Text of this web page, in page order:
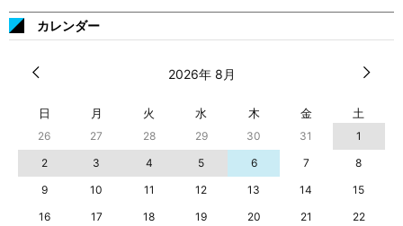
カレンダー
2026年 8月
日 月 火 水 木 金 土
26 27 28 29 30 31
1
2
3 4 5 6 7
8
9
10 11 12 13 14
15
16
17 18 19 20 21
22